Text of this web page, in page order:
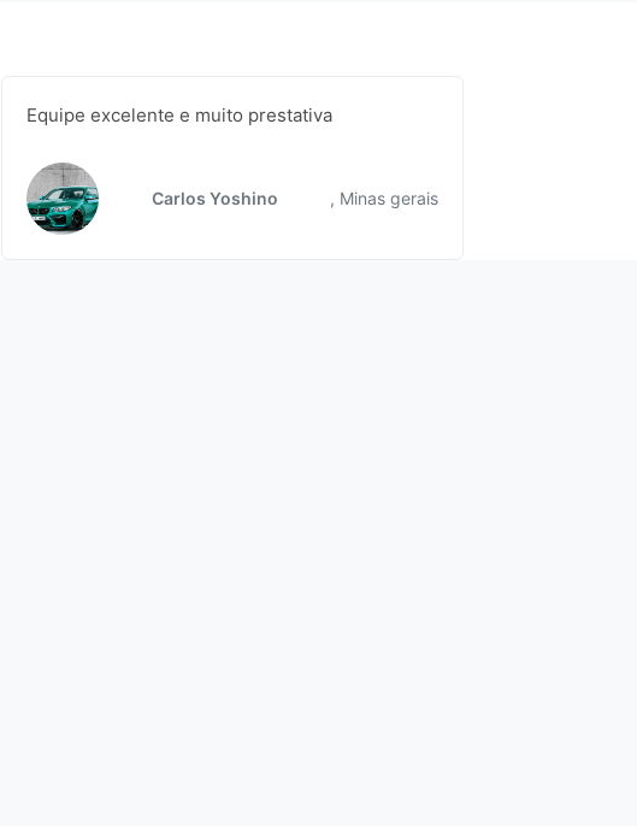
Equipe excelente e muito prestativa
Carlos Yoshino , Minas gerais